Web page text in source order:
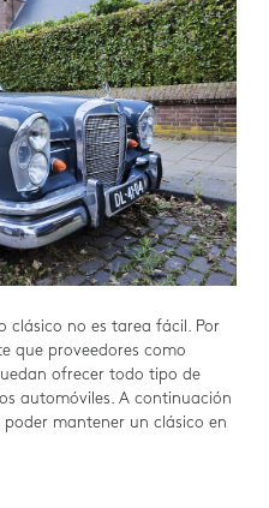
clásico no es tarea fácil. Por
que proveedores como
ofrecer todo tipo de
automóviles. A continuación
mantener un clásico en